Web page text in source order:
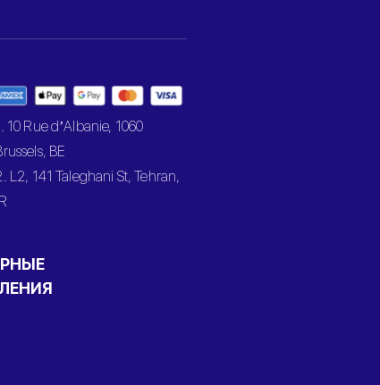
10 Rue d’Albanie, 1060
BE
L2, 141 Taleghani St, Tehran,
IR